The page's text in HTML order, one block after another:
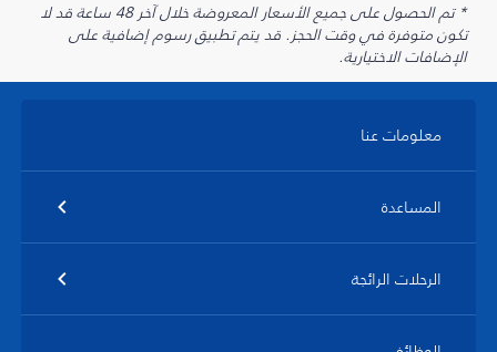
* تم الحصول على جميع الأسعار المعروضة خلال آخر 48 ساعة قد لا
تكون متوفرة في وقت الحجز. قد يتم تطبيق رسوم إضافية على
الإضافات الاختيارية.
معلومات عنا
المساعدة
الرحلات الرائجة